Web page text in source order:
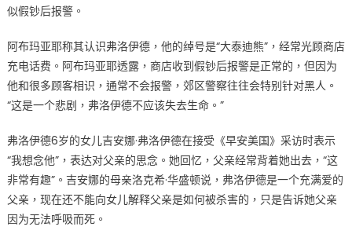
似假钞后报警。
阿布玛亚耶称其认识弗洛伊德，他的绰号是“大泰迪熊”，经常光顾商店
充电话费。阿布玛亚耶透露，商店收到假钞后报警是正常的，但因为
他和很多顾客相识，通常不会报警，郊区警察往往会特别针对黑人。
“这是一个悲剧，弗洛伊德不应该失去生命。”
弗洛伊德6岁的女儿吉安娜·弗洛伊德在接受《早安美国》采访时表示
“我想念他”，表达对父亲的思念。她回忆，父亲经常背着她出去，“这
非常有趣”。吉安娜的母亲洛克希·华盛顿说，弗洛伊德是一个充满爱的
父亲，现在还不能向女儿解释父亲是如何被杀害的，只是告诉她父亲
因为无法呼吸而死。